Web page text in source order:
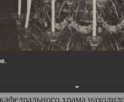
выделяя из
колоннами
изящным
художественную
предметами
красочный ансамбль
воображение своих
храма